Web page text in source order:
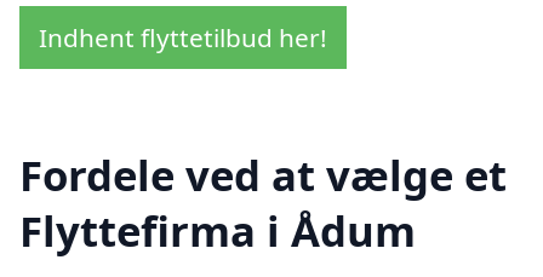
Indhent flyttetilbud her!
Fordele ved at vælge et
Flyttefirma i Ådum